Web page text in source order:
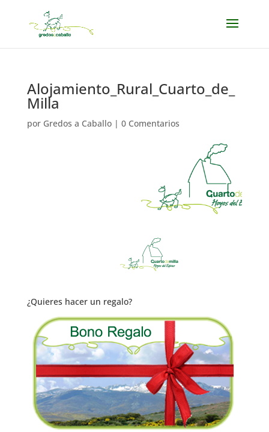
Alojamiento_Rural_Cuarto_de_
Milla
por Gredos a Caballo| 0 Comentarios
¿Quieres hacer un regalo?